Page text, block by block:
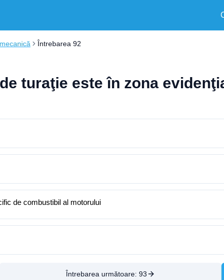
Întrebarea 92
turaţie este în zona
de combustibil al motorului
Întrebarea următoare: 93